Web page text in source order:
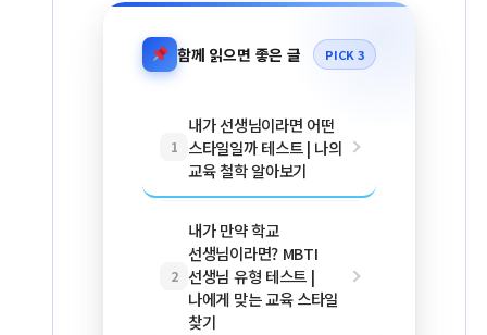
함께 읽으면 좋은 글 PICK 3
1
내가 선생님이라면 어떤
스타일일까 테스트 | 나의
교육 철학 알아보기
2
내가 만약 학교
선생님이라면? MBTI
선생님 유형 테스트 |
나에게 맞는 교육 스타일
찾기